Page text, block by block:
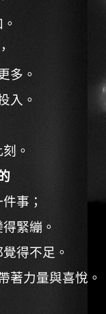
多。
入。
。
事；
緊繃。
得不足。
著力量與喜悅。